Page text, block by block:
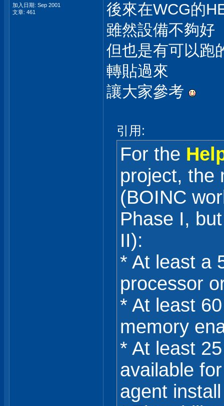
加入日期: Sep 2001
文章: 461
後來在WCG的
雖然設備不夠好
但也是有可以跑
轉貼過來
讓大家參考
引用:
For the
project, the
(BOINC
Phase I,
II):
* At least a
processor
* At least
memory
* At least
available
agent